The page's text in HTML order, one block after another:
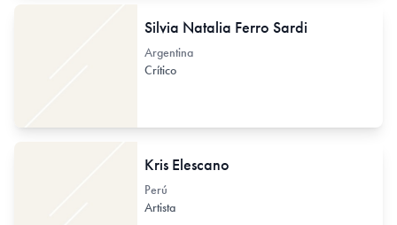
Silvia Natalia Ferro Sardi
Argentina
Crítico
Kris Elescano
Perú
Artista